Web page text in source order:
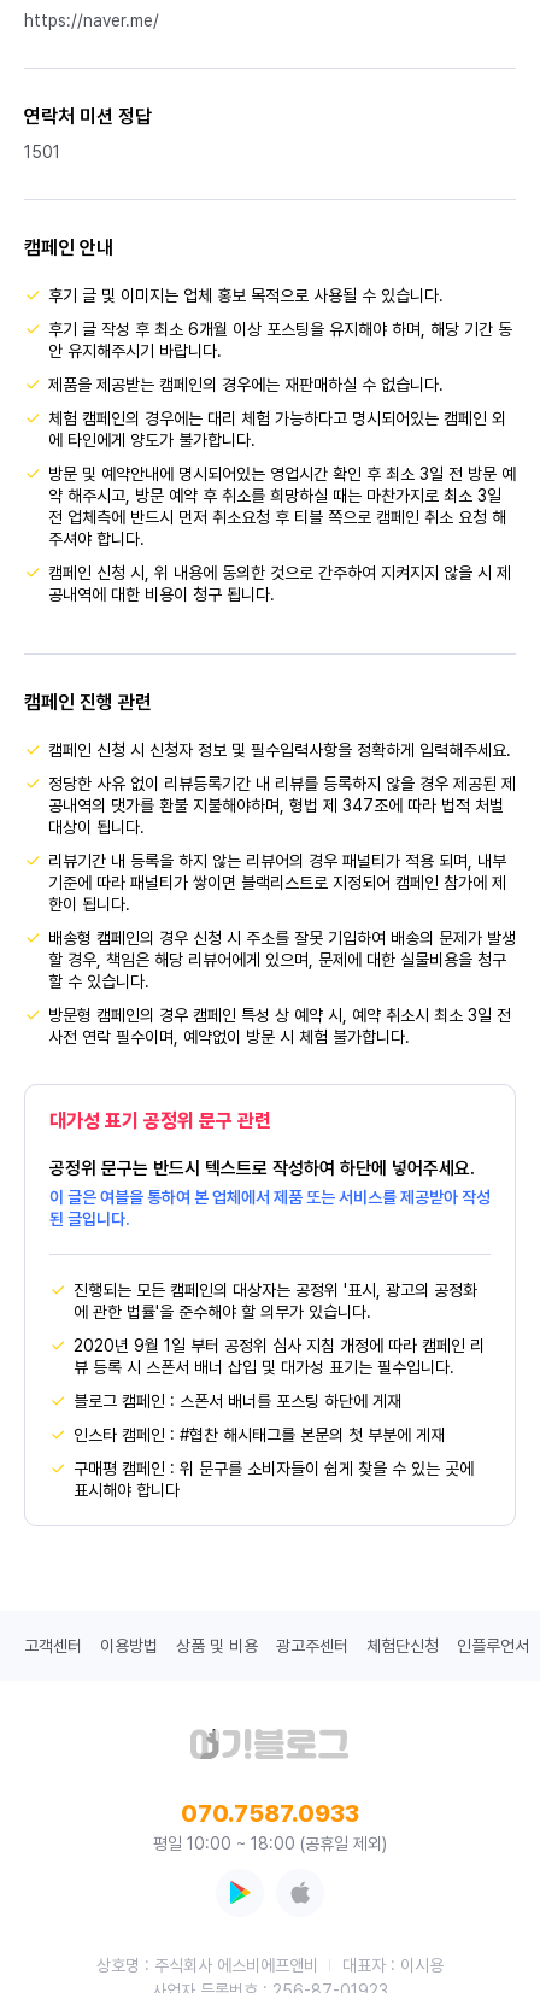
https://naver.me/
연락처 미션 정답
1501
캠페인 안내
후기 글 및 이미지는 업체 홍보 목적으로 사용될 수 있습니다.
후기 글 작성 후 최소 6개월 이상 포스팅을 유지해야 하며, 해당 기간 동
안 유지해주시기 바랍니다.
제품을 제공받는 캠페인의 경우에는 재판매하실 수 없습니다.
체험 캠페인의 경우에는 대리 체험 가능하다고 명시되어있는 캠페인 외
에 타인에게 양도가 불가합니다.
방문 및 예약안내에 명시되어있는 영업시간 확인 후 최소 3일 전 방문 예
약 해주시고, 방문 예약 후 취소를 희망하실 때는 마찬가지로 최소 3일
전 업체측에 반드시 먼저 취소요청 후 티블 쪽으로 캠페인 취소 요청 해
주셔야 합니다.
캠페인 신청 시, 위 내용에 동의한 것으로 간주하여 지켜지지 않을 시 제
공내역에 대한 비용이 청구 됩니다.
캠페인 진행 관련
캠페인 신청 시 신청자 정보 및 필수입력사항을 정확하게 입력해주세요.
정당한 사유 없이 리뷰등록기간 내 리뷰를 등록하지 않을 경우 제공된 제
공내역의 댓가를 환불 지불해야하며, 형법 제 347조에 따라 법적 처벌
대상이 됩니다.
리뷰기간 내 등록을 하지 않는 리뷰어의 경우 패널티가 적용 되며, 내부
기준에 따라 패널티가 쌓이면 블랙리스트로 지정되어 캠페인 참가에 제
한이 됩니다.
배송형 캠페인의 경우 신청 시 주소를 잘못 기입하여 배송의 문제가 발생
할 경우, 책임은 해당 리뷰어에게 있으며, 문제에 대한 실물비용을 청구
할 수 있습니다.
방문형 캠페인의 경우 캠페인 특성 상 예약 시, 예약 취소시 최소 3일 전
사전 연락 필수이며, 예약없이 방문 시 체험 불가합니다.
대가성 표기 공정위 문구 관련
공정위 문구는 반드시 텍스트로 작성하여 하단에 넣어주세요.
이 글은 여블을 통하여 본 업체에서 제품 또는 서비스를 제공받아 작성
된 글입니다.
진행되는 모든 캠페인의 대상자는 공정위 '표시, 광고의 공정화
에 관한 법률'을 준수해야 할 의무가 있습니다.
2020년 9월 1일 부터 공정위 심사 지침 개정에 따라 캠페인 리
뷰 등록 시 스폰서 배너 삽입 및 대가성 표기는 필수입니다.
블로그 캠페인 : 스폰서 배너를 포스팅 하단에 게재
인스타 캠페인 : #협찬 해시태그를 본문의 첫 부분에 게재
구매평 캠페인 : 위 문구를 소비자들이 쉽게 찾을 수 있는 곳에
표시해야 합니다
고객센터 이용방법 상품 및 비용 광고주센터 체험단신청 인플루언서
070.7587.0933
평일 10:00 ~ 18:00 (공휴일 제외)
상호명 : 주식회사 에스비에프앤비
대표자 : 이시용